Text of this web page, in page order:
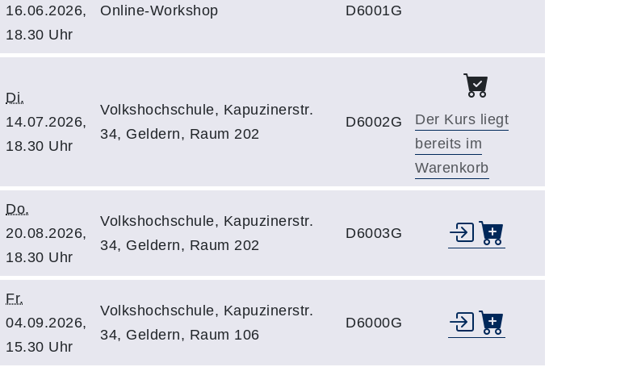
16.06.2026,
18.30 Uhr
Online-Workshop D6001G
Di.
14.07.2026,
18.30 Uhr
Volkshochschule, Kapuzinerstr.
34, Geldern, Raum 202
D6002G
Der Kurs liegt
bereits im
Warenkorb
Do.
20.08.2026,
18.30 Uhr
Volkshochschule, Kapuzinerstr.
34, Geldern, Raum 202
D6003G
Fr.
04.09.2026,
15.30 Uhr
Volkshochschule, Kapuzinerstr.
34, Geldern, Raum 106
D6000G